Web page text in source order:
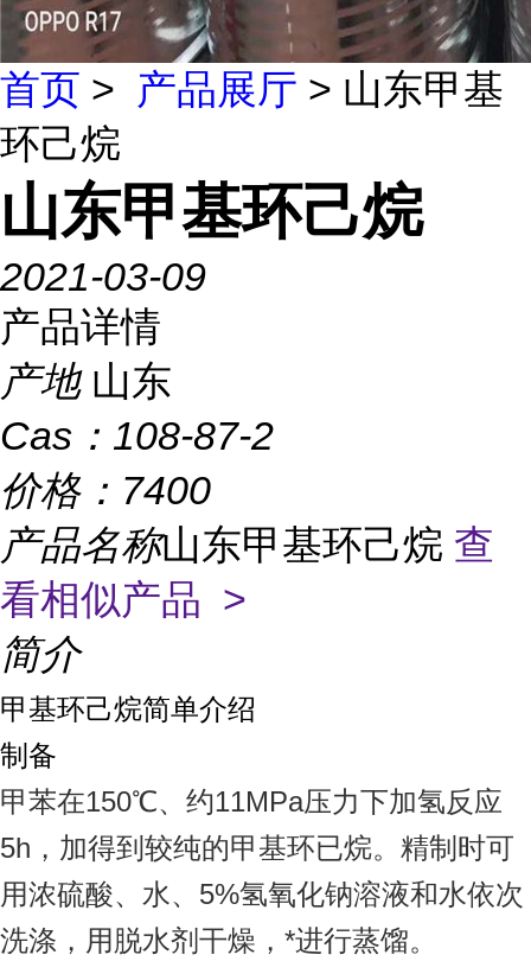
首页 > 产品展厅 > 山东甲基
环己烷
山东甲基环己烷
2021-03-09
产品详情
产地 山东
Cas： 108-87-2
价格： 7400
产品名称山东甲基环己烷 查
看相似产品 >
简介
甲基环己烷简单介绍
制备
甲苯在150℃、约11MPa压力下加氢反应
5h，加得到较纯的甲基环已烷。精制时可
用浓硫酸、水、5%氢氧化钠溶液和水依次
洗涤，用脱水剂干燥，*进行蒸馏。